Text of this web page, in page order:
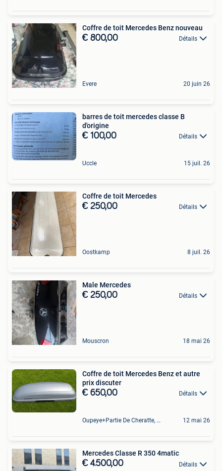
Coffre de toit Mercedes Benz nouveau
€ 800,00 Détails
Evere 20 juin 26
barres de toit mercedes classe B
d'origine
€ 100,00 Détails
Uccle 15 juil. 26
Coffre de toit Mercedes
€ 250,00 Détails
Oostkamp 8 juil. 26
Male Mercedes
€ 250,00 Détails
Mouscron 18 mai 26
Coffre de toit Mercedes Benz et autre
prix discuter
€ 650,00 Détails
Oupeye+Partie De Cheratte, Herstal Et Wandre 12 mai 26
Mercedes Classe R 350 4matic
€ 4.500,00 Détails